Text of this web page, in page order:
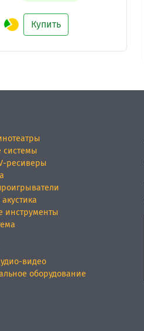
Купить
системы
ресиверы
инструменты
видео
оборудование